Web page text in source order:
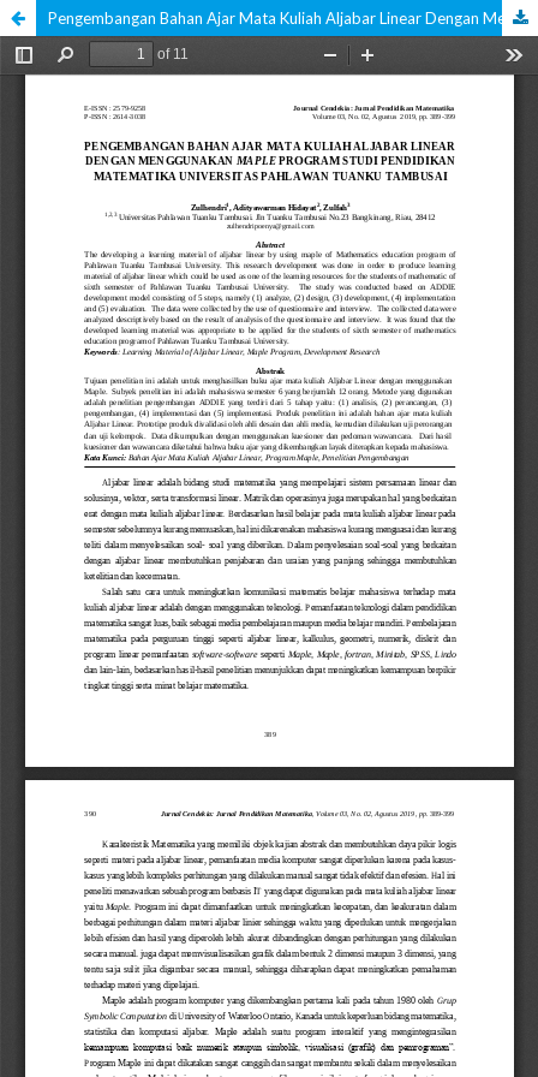
Pengembangan Bahan Ajar Mata Kuliah Aljabar Linear Dengan Menggunakan Maple Program Studi Pendidikan Matematika Universitas Pahlawan Tuanku Tambusai